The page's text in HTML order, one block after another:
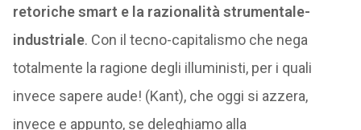
retoriche smart e la razionalità strumentale-
industriale. Con il tecno-capitalismo che nega
totalmente la ragione degli illuministi, per i quali
invece sapere aude! (Kant), che oggi si azzera,
invece e appunto, se deleghiamo alla